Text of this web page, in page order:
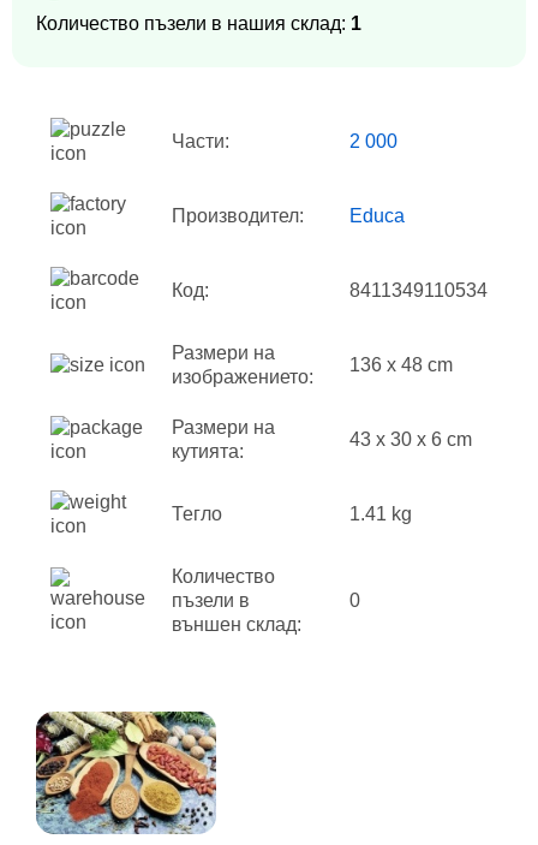
Количество пъзели в нашия склад: 1
Части: 2 000
Производител: Educa
Код: 8411349110534
Размери на
изображението:
136 x 48 cm
Размери на
кутията:
43 x 30 x 6 cm
Тегло 1.41 kg
Количество
пъзели в
външен склад:
0